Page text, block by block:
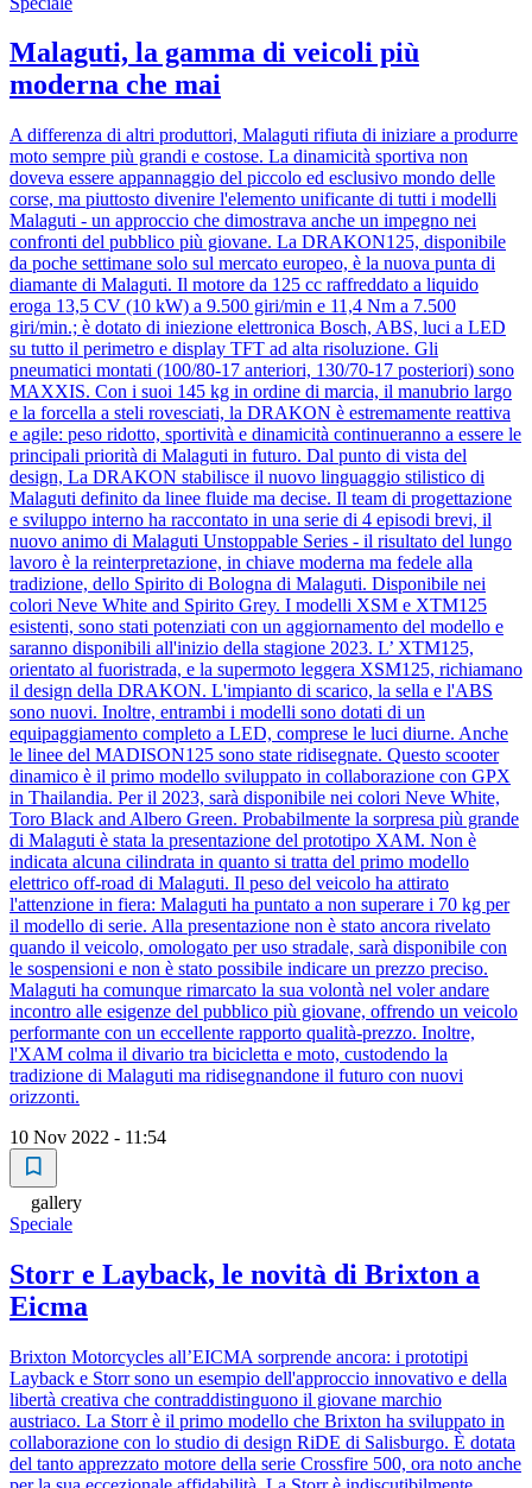
Malaguti, la gamma di veicoli più
moderna che mai
A differenza di altri produttori, Malaguti rifiuta di iniziare a produrre
moto sempre più grandi e costose. La dinamicità sportiva non
doveva essere appannaggio del piccolo ed esclusivo mondo delle
corse, ma piuttosto divenire l'elemento unificante di tutti i modelli
Malaguti - un approccio che dimostrava anche un impegno nei
confronti del pubblico più giovane. La DRAKON125, disponibile
da poche settimane solo sul mercato europeo, è la nuova punta di
diamante di Malaguti. Il motore da 125 cc raffreddato a liquido
eroga 13,5 CV (10 kW) a 9.500 giri/min e 11,4 Nm a 7.500
giri/min.; è dotato di iniezione elettronica Bosch, ABS, luci a LED
su tutto il perimetro e display TFT ad alta risoluzione. Gli
pneumatici montati (100/80-17 anteriori, 130/70-17 posteriori) sono
MAXXIS. Con i suoi 145 kg in ordine di marcia, il manubrio largo
e la forcella a steli rovesciati, la DRAKON è estremamente reattiva
e agile: peso ridotto, sportività e dinamicità continueranno a essere le
principali priorità di Malaguti in futuro. Dal punto di vista del
design, La DRAKON stabilisce il nuovo linguaggio stilistico di
Malaguti definito da linee fluide ma decise. Il team di progettazione
e sviluppo interno ha raccontato in una serie di 4 episodi brevi, il
nuovo animo di Malaguti Unstoppable Series - il risultato del lungo
lavoro è la reinterpretazione, in chiave moderna ma fedele alla
tradizione, dello Spirito di Bologna di Malaguti. Disponibile nei
colori Neve White and Spirito Grey. I modelli XSM e XTM125
esistenti, sono stati potenziati con un aggiornamento del modello e
saranno disponibili all'inizio della stagione 2023. L’ XTM125,
orientato al fuoristrada, e la supermoto leggera XSM125, richiamano
il design della DRAKON. L'impianto di scarico, la sella e l'ABS
sono nuovi. Inoltre, entrambi i modelli sono dotati di un
equipaggiamento completo a LED, comprese le luci diurne. Anche
le linee del MADISON125 sono state ridisegnate. Questo scooter
dinamico è il primo modello sviluppato in collaborazione con GPX
in Thailandia. Per il 2023, sarà disponibile nei colori Neve White,
Toro Black and Albero Green. Probabilmente la sorpresa più grande
di Malaguti è stata la presentazione del prototipo XAM. Non è
indicata alcuna cilindrata in quanto si tratta del primo modello
elettrico off-road di Malaguti. Il peso del veicolo ha attirato
l'attenzione in fiera: Malaguti ha puntato a non superare i 70 kg per
il modello di serie. Alla presentazione non è stato ancora rivelato
quando il veicolo, omologato per uso stradale, sarà disponibile con
le sospensioni e non è stato possibile indicare un prezzo preciso.
Malaguti ha comunque rimarcato la sua volontà nel voler andare
incontro alle esigenze del pubblico più giovane, offrendo un veicolo
performante con un eccellente rapporto qualità-prezzo. Inoltre,
l'XAM colma il divario tra bicicletta e moto, custodendo la
tradizione di Malaguti ma ridisegnandone il futuro con nuovi
orizzonti.
10 Nov 2022 - 11:54
gallery
Speciale
Storr e Layback, le novità di Brixton a
Eicma
Brixton Motorcycles all’EICMA sorprende ancora: i prototipi
Layback e Storr sono un esempio dell'approccio innovativo e della
libertà creativa che contraddistinguono il giovane marchio
austriaco. La Storr è il primo modello che Brixton ha sviluppato in
collaborazione con lo studio di design RiDE di Salisburgo. È dotata
del tanto apprezzato motore della serie Crossfire 500, ora noto anche